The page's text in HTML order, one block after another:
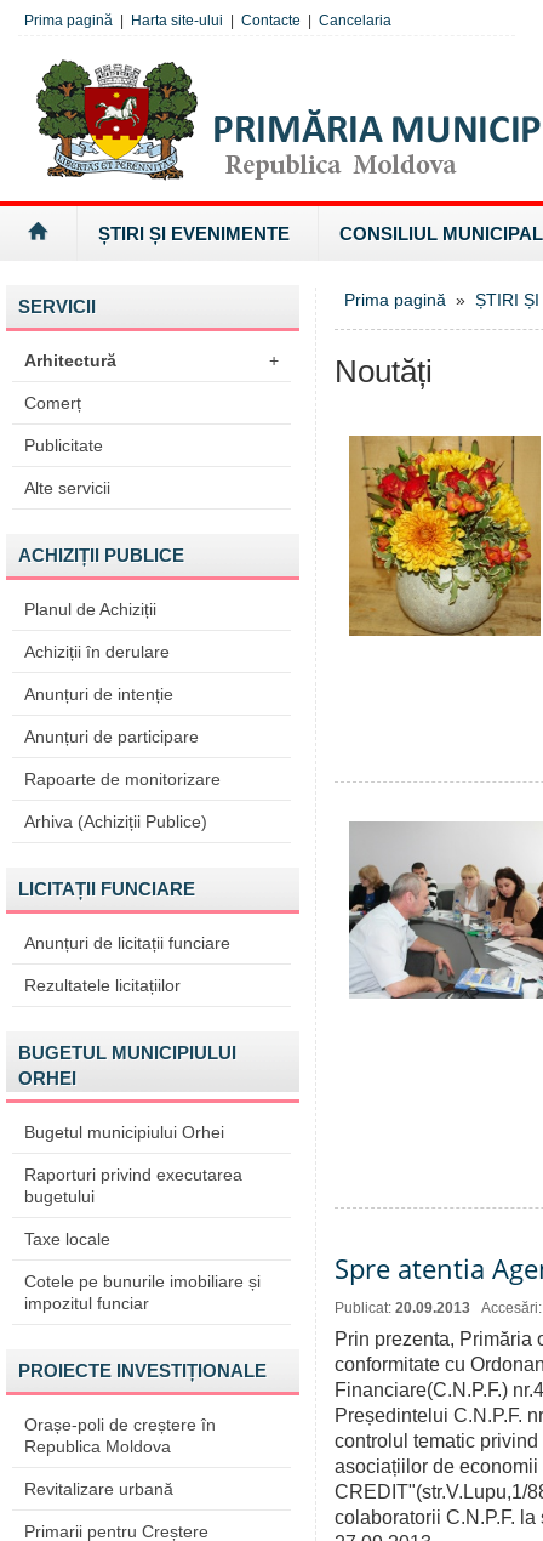
Prima pagină Harta site-ului Contacte Cancelaria
ȘTIRI ȘI EVENIMENTE CONSILIUL MUNICIPAL
SERVICII
Arhitectură +
Comerț
Publicitate
Alte servicii
ACHIZIȚII PUBLICE
Planul de Achiziții
Achiziții în derulare
Anunțuri de intenție
Anunțuri de participare
Rapoarte de monitorizare
Arhiva (Achiziții Publice)
LICITAȚII FUNCIARE
Anunțuri de licitații funciare
Rezultatele licitațiilor
BUGETUL MUNICIPIULUI
ORHEI
Bugetul municipiului Orhei
Raporturi privind executarea
bugetului
Taxe locale
Cotele pe bunurile imobiliare și
impozitul funciar
PROIECTE INVESTIȚIONALE
Orașe-poli de creștere în
Republica Moldova
Revitalizare urbană
Primarii pentru Creștere
Prima pagină » ȘTIRI
Noutăți
Spre atentia
Publicat: 20.09.2013
Prin prezenta, Primăria
conformitate cu
Financiare(C.N.P.F.)
Președintelui C.N.P.F.
controlul tematic
asociațiilor de economii
CREDIT"(str.V.Lupu,1/
colaboratorii C.N.P.F.